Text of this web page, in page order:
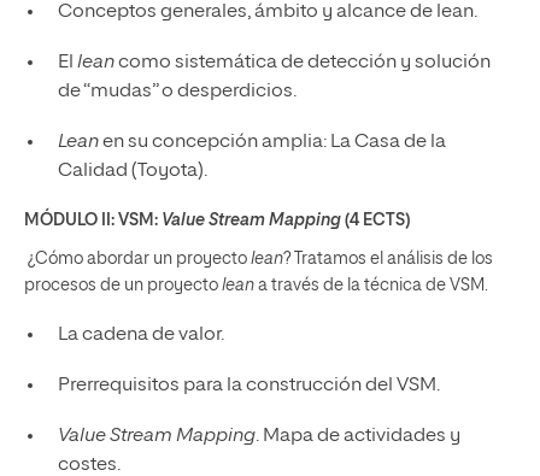
Conceptos generales, ámbito y alcance de lean.
El leancomo sistemática de detección y solución
de “mudas” o desperdicios.
Leanen su concepción amplia: La Casa de la
Calidad (Toyota).
MÓDULO II: VSM: Value Stream Mapping (4 ECTS)
¿Cómo abordar un proyecto lean? Tratamos el análisis de los
procesos de un proyecto lean a través de la técnica de VSM.
La cadena de valor.
Prerrequisitos para la construcción del VSM.
Value Stream Mapping. Mapa de actividades y
costes.